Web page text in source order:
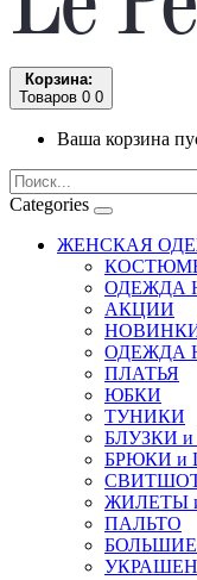
Корзина:
Товаров 0 0
Ваша корзина
Categories
ЖЕНСКАЯ
ОДЕЖДА
АКЦИИ
ОДЕЖДА
ПЛАТЬЯ
ЮБКИ
ТУНИКИ
БЛУЗКИ
БРЮКИ
ЖИЛЕТЫ
ПАЛЬТО